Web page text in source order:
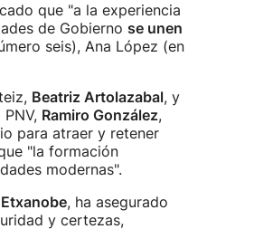
que "a la experiencia
de Gobierno se unen
seis), Ana López (en
Beatriz Artolazabal, y
Ramiro González,
para atraer y retener
"la formación
modernas".
, ha asegurado
y certezas,